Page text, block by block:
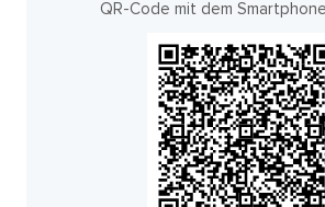
QR-Code mit dem